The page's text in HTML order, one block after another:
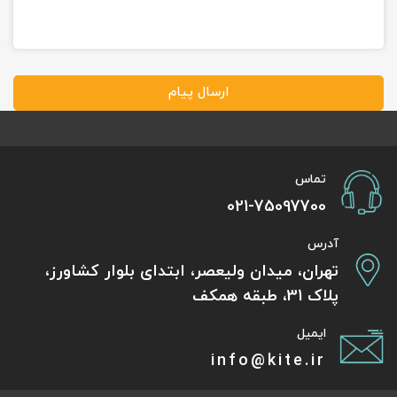
ارسال پیام
تماس
021-75097700
آدرس
تهران، میدان ولیعصر، ابتدای بلوار کشاورز،
پلاک 31، طبقه همکف
ایمیل
info@kite.ir